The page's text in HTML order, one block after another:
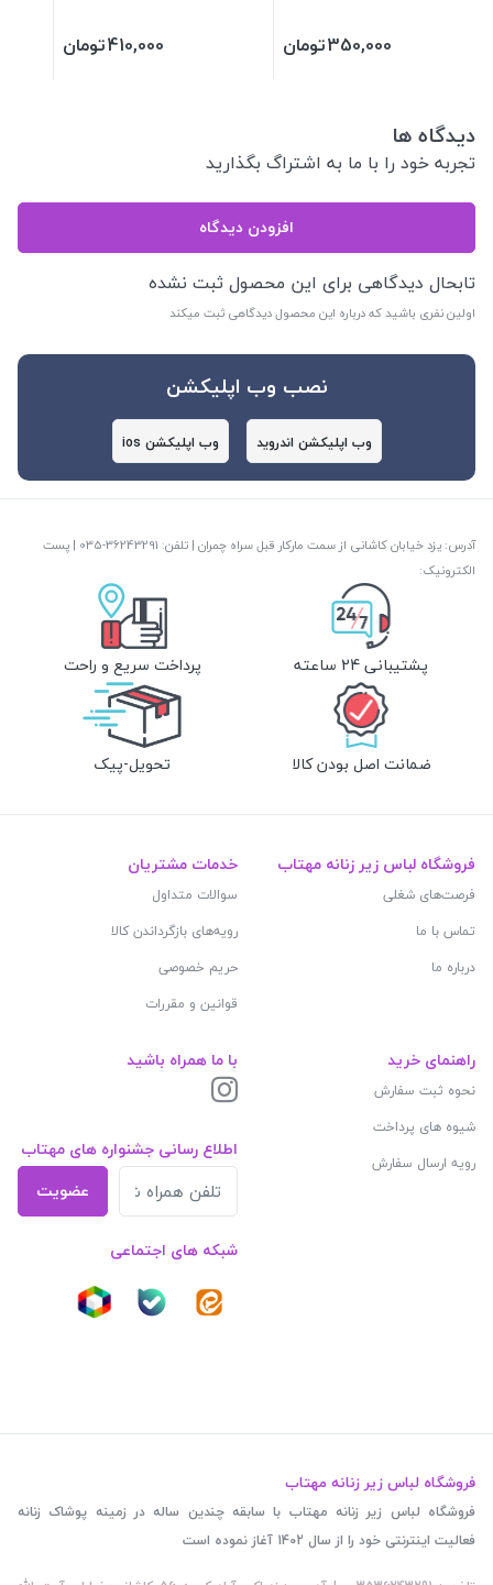
350,000تومان 410,000تومان
دیدگاه ها
تجربه خود را با ما به اشتراگ بگذارید
افزودن دیدگاه
تابحال دیدگاهی برای این محصول ثبت نشده
اولین نفری باشید که درباره این محصول دیدگاهی ثبت میکند
نصب وب اپلیکشن
وب اپلیکشن اندروید وب اپلیکشن ios
آدرس: یزد خیابان کاشانی از سمت مارکار قبل سراه چمران | تلفن: ‎035-36243291 | پست
الکترونیک:
پشتیبانی 24 ساعته پرداخت سریع و راحت
ضمانت اصل بودن کالا تحویل-پیک
فروشگاه لباس زیر زنانه مهتاب
فرصت‌های شغلی
تماس با ما
درباره ما
خدمات مشتریان
سوالات متداول
رویه‌های بازگرداندن کالا
حریم خصوصی
قوانین و مقررات
راهنمای خرید
نحوه ثبت سفارش
شیوه های پرداخت
رویه ارسال سفارش
با ما همراه باشید
اطلاع رسانی جشنواره های مهتاب
عضویت
شبکه های اجتماعی
فروشگاه لباس زیر زنانه مهتاب
فروشگاه لباس زیر زنانه مهتاب با سابقه چندین ساله در زمینه پوشاک زنانه
فعالیت اینترنتی خود را از سال 1402 آغاز نموده است